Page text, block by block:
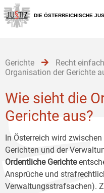
Zur
Hauptnavigation
[1]
Zum
Inhalt
[2]
Zum
Untermenü
[3]
DIE ÖSTERREICHISCHE
Gerichte Recht
Organisation der Gerichte
Wie sieht die
Gerichte aus?
In Österreich wird
Gerichten und der
Ordentliche Gerichte
Ansprüche und
Verwaltungsstrafsachen).